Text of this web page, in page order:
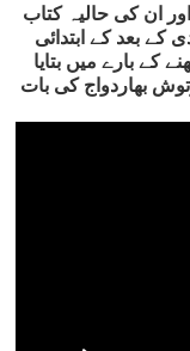
ان کی حالیہ کتاب
بعد کے ابتدائی
کے بارے میں بتایا
بھاردواج کی بات